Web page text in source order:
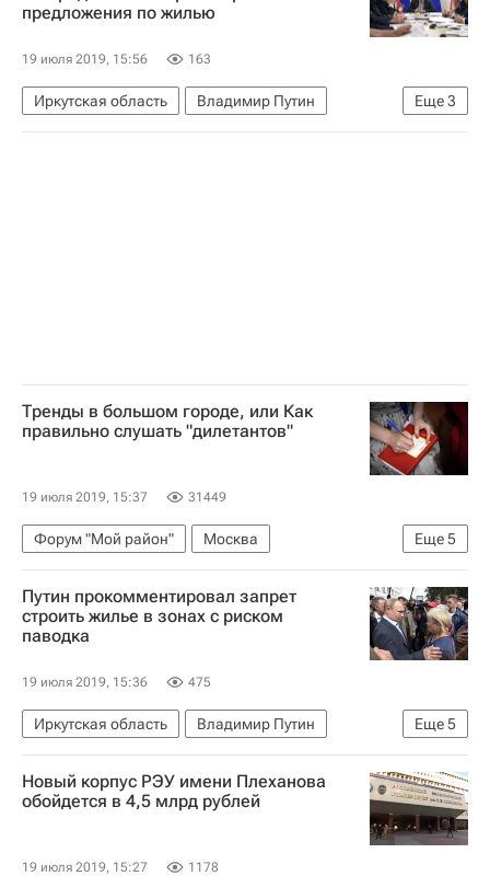
Строительство Медучреждения
предложения по жилью
19 июля 2019, 15:56 163
Еще3
Иркутская область
Владимир Путин
Происшествия
Жилье
Тренды в большом городе, или Как
правильно слушать "дилетантов"
19 июля 2019, 15:37 31449
Еще5
Форум "Мой район"
Москва
Городская среда
Градостроительство
Урбанистика
Форум "Мой район"
Аналитика – РИА Недвижимость
Путин прокомментировал запрет
строить жилье в зонах с риском
паводка
19 июля 2019, 15:36 475
Еще5
Иркутская область
Владимир Путин
Законодательство
Жилье
Строительство
Регионы
Паводок в Иркутской области
Новый корпус РЭУ имени Плеханова
обойдется в 4,5 млрд рублей
19 июля 2019, 15:27 1178